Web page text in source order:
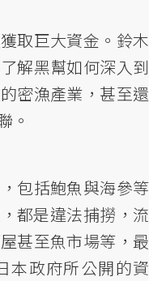
取巨大資金。鈴木
解黑幫如何深入到
密漁產業，甚至還
。
包括鮑魚與海參等
都是違法捕撈，流
甚至魚市場等，最
本政府所公開的資